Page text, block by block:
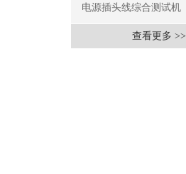
电源插头线综合测试机
查看更多 >>